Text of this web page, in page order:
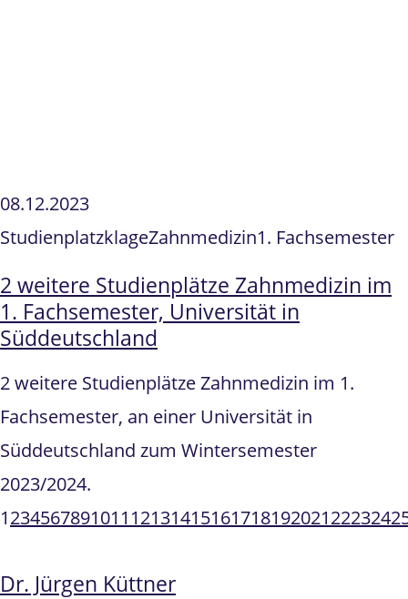
08.12.2023
StudienplatzklageZahnmedizin1. Fachsemester
2 weitere Studienplätze Zahnmedizin im
1. Fachsemester, Universität in
Süddeutschland
2 weitere Studienplätze Zahnmedizin im 1.
Fachsemester, an einer Universität in
Süddeutschland zum Wintersemester
2023/2024.
1234567891011 12131415161718192021222324
Dr. Jürgen Küttner